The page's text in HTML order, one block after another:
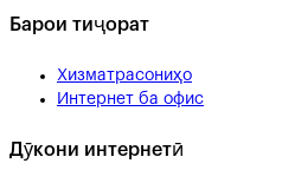
Барои тиҷорат
Хизматрасониҳо
Интернет ба офис
Дӯкони интернетӣ